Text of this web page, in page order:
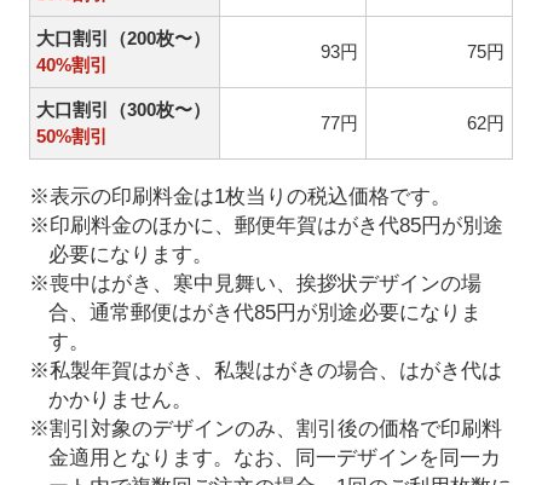
大口割引（200枚〜）
40%割引
93円 75円
大口割引（300枚〜）
50%割引
77円 62円
※表示の印刷料金は1枚当りの税込価格です。
※印刷料金のほかに、郵便年賀はがき代85円が別途
必要になります。
※喪中はがき、寒中見舞い、挨拶状デザインの場
合、通常郵便はがき代85円が別途必要になりま
す。
※私製年賀はがき、私製はがきの場合、はがき代は
かかりません。
※割引対象のデザインのみ、割引後の価格で印刷料
金適用となります。なお、同一デザインを同一カ